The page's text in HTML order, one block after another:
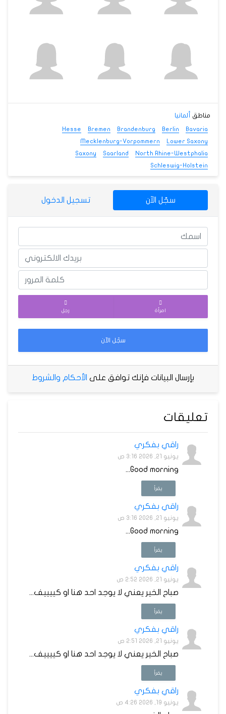
مناطق
ألمانيا
Bavaria
Berlin
Brandenburg
Bremen
Hesse
Lower Saxony
Mecklenburg-Vorpommern
North Rhine-Westphalia
Saarland
Saxony
Schleswig-Holstein
سجّل الآن تسجيل الدخول
امرأة رجل
سجّل الآن
بإرسال البيانات فإنك توافق على الأحكام والشروط
تعليقات
راقي بفكري
يونيو 21, 2026 3:16 ص
Good morning...
يقرأ
راقي بفكري
يونيو 21, 2026 3:16 ص
Good morning...
يقرأ
راقي بفكري
يونيو 21, 2026 2:52 ص
صباح الخير يعني لا يوجد احد هنا او كييييف...
يقرأ
راقي بفكري
يونيو 21, 2026 2:51 ص
صباح الخير يعني لا يوجد احد هنا او كييييف...
يقرأ
راقي بفكري
يونيو 19, 2026 4:26 ص